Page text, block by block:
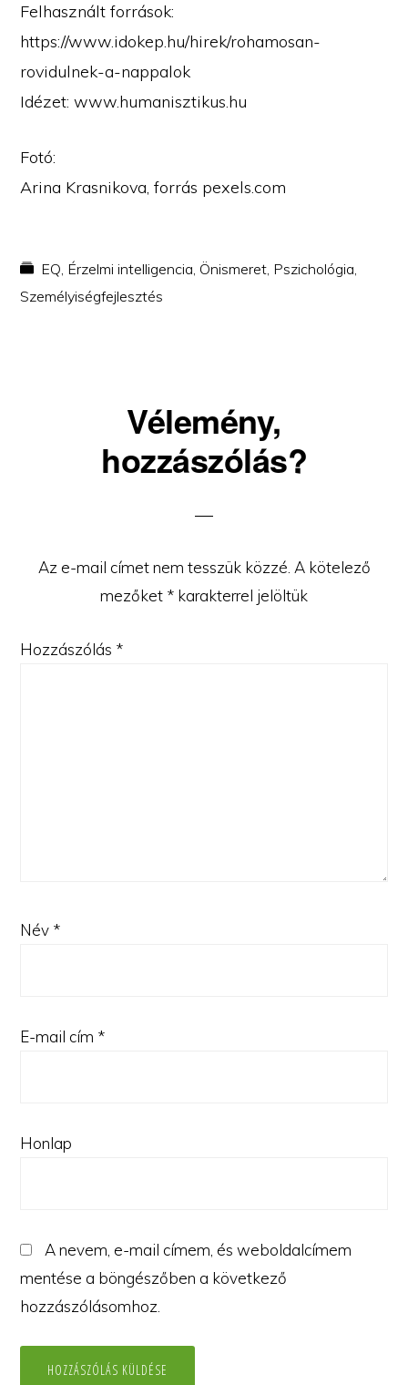
Felhasznált források:
https://www.idokep.hu/hirek/rohamosan-
rovidulnek-a-nappalok
Idézet: www.humanisztikus.hu
Fotó:
Arina Krasnikova, forrás pexels.com
EQ, Érzelmi intelligencia, Önismeret, Pszichológia,
Személyiségfejlesztés
Interactions
Vélemény,
hozzászólás?
Az e-mail címet nem tesszük közzé. A kötelező
mezőket * karakterrel jelöltük
Hozzászólás *
Név *
E-mail cím *
Honlap
A nevem, e-mail címem, és weboldalcímem
mentése a böngészőben a következő
hozzászólásomhoz.